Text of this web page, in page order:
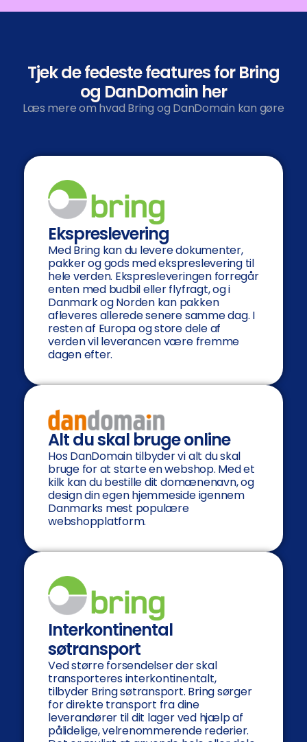
Tjek de fedeste features for Bring
og DanDomain her
Læs mere om hvad Bring og DanDomain kan gøre
Ekspreslevering
Med Bring kan du levere dokumenter,
pakker og gods med ekspreslevering til
hele verden. Ekspresleveringen forregår
enten med budbil eller flyfragt, og i
Danmark og Norden kan pakken
afleveres allerede senere samme dag. I
resten af Europa og store dele af
verden vil leverancen være fremme
dagen efter.
Alt du skal bruge online
Hos DanDomain tilbyder vi alt du skal
bruge for at starte en webshop. Med et
kilk kan du bestille dit domænenavn, og
design din egen hjemmeside igennem
Danmarks mest populære
webshopplatform.
Interkontinental
søtransport
Ved større forsendelser der skal
transporteres interkontinentalt,
tilbyder Bring søtransport. Bring sørger
for direkte transport fra dine
leverandører til dit lager ved hjælp af
pålidelige, velrenommerende rederier.